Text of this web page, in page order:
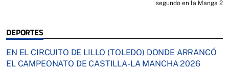
DEPORTES
EN EL CIRCUITO DE LILLO (TOLEDO) DONDE ARRANCÓ
EL CAMPEONATO DE CASTILLA-LA MANCHA 2026
segundo en la Manga 2